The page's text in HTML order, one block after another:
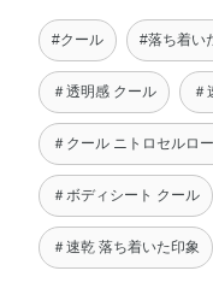
#クール #落ち着い
＃透明感 クール ＃
＃クール ニトロセルロ
＃ボディシート クール
＃速乾 落ち着いた印象